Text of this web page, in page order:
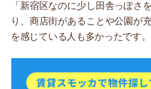
「新宿区なのに少し田舎っぽさ
り、商店街があることや公園が
を感じている人も多かったです。